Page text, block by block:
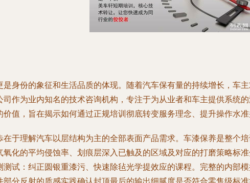
身份的象征和生活品质的体现。随着汽车保有量的持续增长，车
作为业内知名的技术咨询机构，专注于为从业者和车主提供系统
值，旨在揭示如何通过正规培训彻底转变服务理念、提升操作水
于理解汽车以层结构为主的全部表面产品需求。车漆保养是整个
化的平均侵蚀率、划痕层深入已触及的区域及对应的打磨策略标
试：纠正圆银重漆污、快速除毡光学提效应的课程。完整的内部